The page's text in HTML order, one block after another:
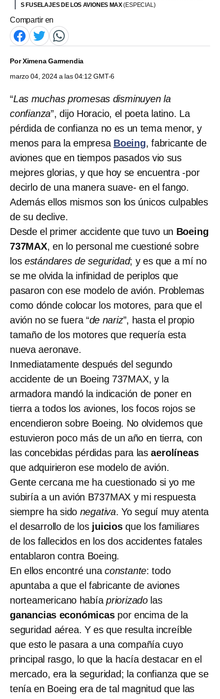
S FUSELAJES DE LOS AVIONES MAX(ESPECIAL)
Compartir en
PorXimena Garmendia
marzo 04, 2024 a las 04:12 GMT-6
“Las muchas promesas disminuyen la
confianza”, dijo Horacio, el poeta latino. La
pérdida de confianza no es un tema menor, y
menos para la empresa Boeing, fabricante de
aviones que en tiempos pasados vio sus
mejores glorias, y que hoy se encuentra -por
decirlo de una manera suave- en el fango.
Además ellos mismos son los únicos culpables
de su declive.
Desde el primer accidente que tuvo un Boeing
737MAX, en lo personal me cuestioné sobre
los estándares de seguridad; y es que a mí no
se me olvida la infinidad de periplos que
pasaron con ese modelo de avión. Problemas
como dónde colocar los motores, para que el
avión no se fuera “de nariz”, hasta el propio
tamaño de los motores que requería esta
nueva aeronave.
Inmediatamente después del segundo
accidente de un Boeing 737MAX, y la
armadora mandó la indicación de poner en
tierra a todos los aviones, los focos rojos se
encendieron sobre Boeing. No olvidemos que
estuvieron poco más de un año en tierra, con
las concebidas pérdidas para lasaerolíneas
que adquirieron ese modelo de avión.
Gente cercana me ha cuestionado si yo me
subiría a un avión B737MAX y mi respuesta
siempre ha sido negativa. Yo seguí muy atenta
el desarrollo de los juiciosque los familiares
de los fallecidos en los dos accidentes fatales
entablaron contra Boeing.
En ellos encontré una constante: todo
apuntaba a que el fabricante de aviones
norteamericano habíapriorizado las
ganancias económicas por encima de la
seguridad aérea. Y es que resulta increíble
que esto le pasara a una compañía cuyo
principal rasgo, lo que la hacía destacar en el
mercado, era la seguridad; la confianza que se
tenía en Boeing era de tal magnitud que las